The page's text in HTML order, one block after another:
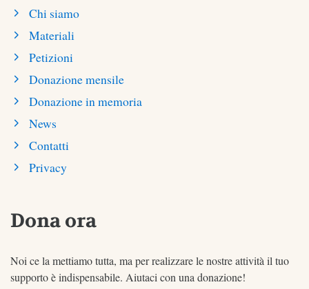
Chi siamo
Materiali
Petizioni
Donazione mensile
Donazione in memoria
News
Contatti
Privacy
Dona ora
Noi ce la mettiamo tutta, ma per realizzare le nostre attività il tuo
supporto è indispensabile. Aiutaci con una donazione!